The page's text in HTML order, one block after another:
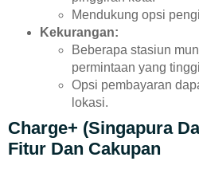
Mendukung opsi
Kekurangan:
Beberapa stasiun
permintaan yang
Opsi pembayaran
lokasi.
Charge+ (Singapura
Fitur Dan Cakupan